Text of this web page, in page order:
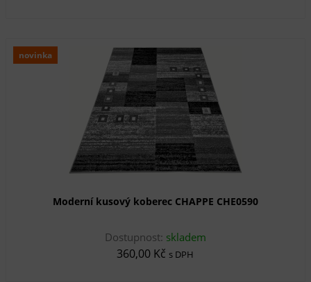
novinka
Moderní kusový koberec CHAPPE CHE0590
Dostupnost: skladem
360,00 Kč s DPH